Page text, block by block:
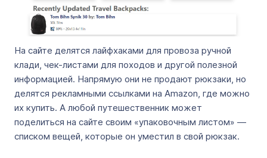
На сайте делятся лайфхаками для провоза ручной
клади, чек-листами для походов и другой полезной
информацией. Напрямую они не продают рюкзаки, но
делятся рекламными ссылками на Amazon, где можно
их купить. А любой путешественник может
поделиться на сайте своим «упаковочным листом» —
списком вещей, которые он уместил в свой рюкзак.